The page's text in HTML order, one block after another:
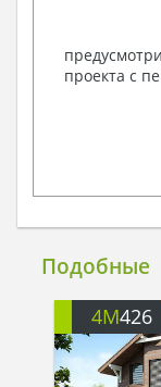
проекта с
Подобные
4M426